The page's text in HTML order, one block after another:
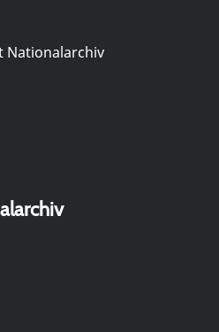
Nationalarchiv